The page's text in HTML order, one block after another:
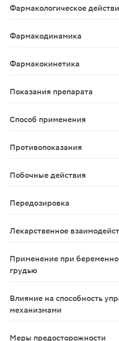
Фармакологическое
Фармакодинамика
Фармакокинетика
Показания препарата
Способ применения
Противопоказания
Побочные действия
Передозировка
Лекарственное
Применение при
грудью
Влияние на способность
механизмами
Меры предосторожности